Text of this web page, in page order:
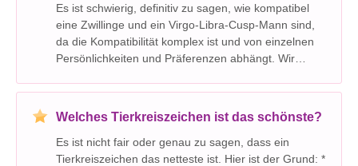
Es ist schwierig, definitiv zu sagen, wie kompatibel
eine Zwillinge und ein Virgo-Libra-Cusp-Mann sind,
da die Kompatibilität komplex ist und von einzelnen
Persönlichkeiten und Präferenzen abhängt. Wir
Herausforderungen anhand ihrer Tierkreiszeichen
Welches Tierkreiszeichen ist das schönste?
Es ist nicht fair oder genau zu sagen, dass ein
Tierkreiszeichen das netteste ist. Hier ist der Grund: *